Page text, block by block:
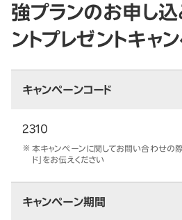
強プランのお申し
ントプレゼントキャ
キャンペーンコード
2310
本キャンペーンに関してお問い合わせの
ド」をお伝えください
キャンペーン期間